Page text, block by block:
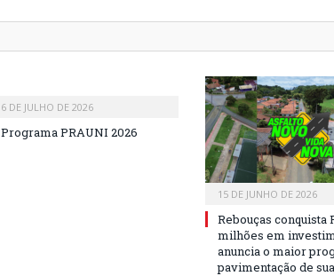
6 DE JULHO DE 2026
Programa PRAUNI 2026
15 DE JUNHO DE 2026
Rebouças conquista
milhões em
anuncia o maior
pavimentação de